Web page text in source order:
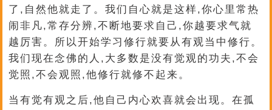
了,自然他就走了。我们自心就是这样,你心里常热
闹非凡,常存分辨,不断地要求自己,你越要求气就
越厉害。所以开始学习修行就要从有观当中修行。
我们现在念佛的人,大多数是没有觉观的功夫,不会
觉照,不会观照,他修行就修不起来。
当有觉有观之后,他自己内心欢喜就会出现。在孤